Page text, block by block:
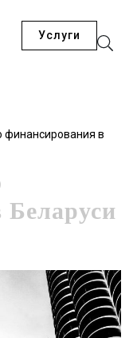
Услуги
финансирования в